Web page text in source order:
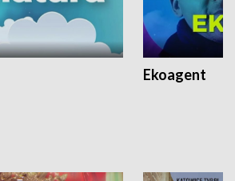
Ekoagent